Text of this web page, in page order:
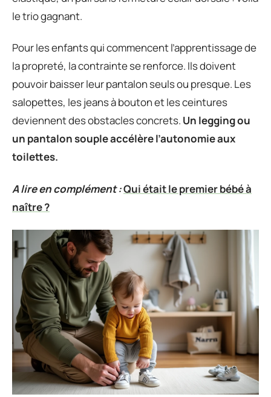
le trio gagnant.
Pour les enfants qui commencent l’apprentissage de
la propreté, la contrainte se renforce. Ils doivent
pouvoir baisser leur pantalon seuls ou presque. Les
salopettes, les jeans à bouton et les ceintures
deviennent des obstacles concrets. Un legging ou
un pantalon souple accélère l’autonomie aux
toilettes.
A lire en complément :Qui était le premier bébé à
naître ?